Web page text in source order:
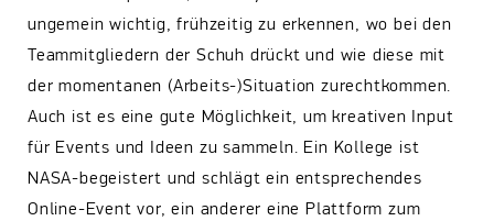
ungemein wichtig, frühzeitig zu erkennen, wo bei den
Teammitgliedern der Schuh drückt und wie diese mit
der momentanen (Arbeits-)Situation zurechtkommen.
Auch ist es eine gute Möglichkeit, um kreativen Input
für Events und Ideen zu sammeln. Ein Kollege ist
NASA-begeistert und schlägt ein entsprechendes
Online-Event vor, ein anderer eine Plattform zum